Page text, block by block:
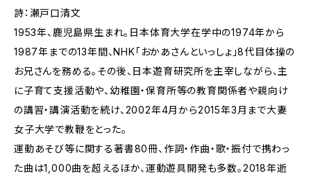
詩：瀬戸口清文
1953年、鹿児島県生まれ。日本体育大学在学中の1974年から
1987年までの13年間、NHK「おかあさんといっしょ」8代目体操の
お兄さんを務める。その後、日本遊育研究所を主宰しながら、主
に子育て支援活動や、幼稚園・保育所等の教育関係者や親向け
の講習・講演活動を続け、2002年4月から2015年3月まで大妻
女子大学で教鞭をとった。
運動あそび等に関する著書80冊、作詞・作曲・歌・振付で携わっ
た曲は1,000曲を超えるほか、運動遊具開発も多数。2018年逝